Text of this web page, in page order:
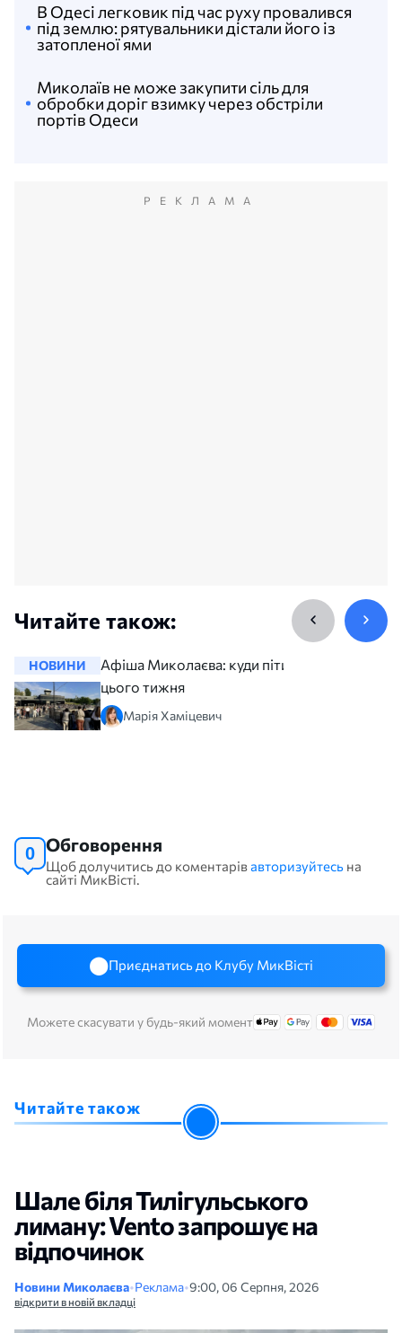
Миколаїв не може закупити сіль для
обробки доріг взимку через обстріли
портів Одеси
В Одесі легковик під час руху провалився
під землю: рятувальники дістали його із
затопленої ями
РЕКЛАМА
Читайте також:
НОВИНИ
Афіша Миколаєва: куди піти
цього тижня
Марія Хаміцевич
0 Обговорення
Щоб долучитись до коментарівавторизуйтесь на
сайті МикВісті.
Приєднатись до Клубу МикВісті
Можете скасувати у будь-який момент
Читайте також
Шале біля Тилігульського
лиману: Vento запрошує на
відпочинок
Новини Миколаєва•Реклама•9:00, 06 Серпня, 2026
відкрити в новій вкладці